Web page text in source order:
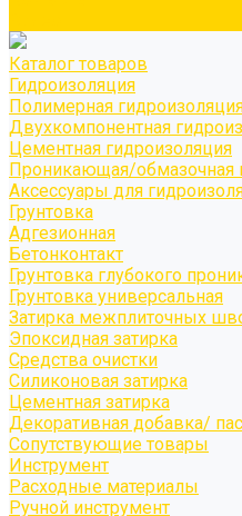
Каталог товаров
Гидроизоляция
Полимерная
Двухкомпонентная
Цементная гидроизоляция
Проникающая/обмазочная
Аксессуары для
Грунтовка
Адгезионная
Бетонконтакт
Грунтовка глубокого
Грунтовка универсальная
Затирка межплиточных
Эпоксидная затирка
Средства очистки
Силиконовая затирка
Цементная затирка
Декоративная добавка/
Сопутствующие товары
Инструмент
Расходные материалы
Ручной инструмент